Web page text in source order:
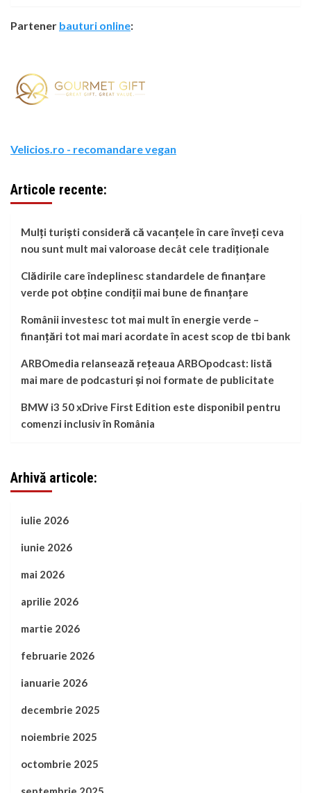
Partener bauturi online:
Velicios.ro - recomandare vegan
Articole recente:
Mulți turiști consideră că vacanțele în care înveți ceva
nou sunt mult mai valoroase decât cele tradiționale
Clădirile care îndeplinesc standardele de finanțare
verde pot obține condiții mai bune de finanțare
Românii investesc tot mai mult în energie verde –
finanțări tot mai mari acordate în acest scop de tbi bank
ARBOmedia relansează rețeaua ARBOpodcast: listă
mai mare de podcasturi și noi formate de publicitate
BMW i3 50 xDrive First Edition este disponibil pentru
comenzi inclusiv în România
Arhivă articole:
iulie 2026
iunie 2026
mai 2026
aprilie 2026
martie 2026
februarie 2026
ianuarie 2026
decembrie 2025
noiembrie 2025
octombrie 2025